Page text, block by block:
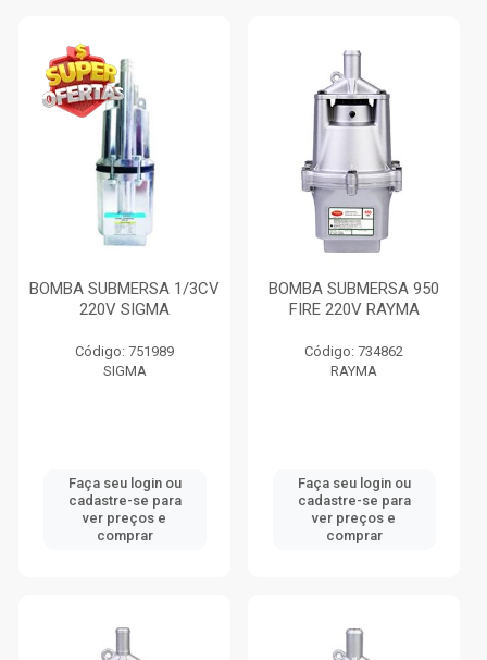
BOMBA SUBMERSA 1/3CV
220V SIGMA
Código: 751989
SIGMA
Faça seu login ou
cadastre-se para
ver preços e
comprar
BOMBA SUBMERSA 950
FIRE 220V RAYMA
Código: 734862
RAYMA
Faça seu login ou
cadastre-se para
ver preços e
comprar